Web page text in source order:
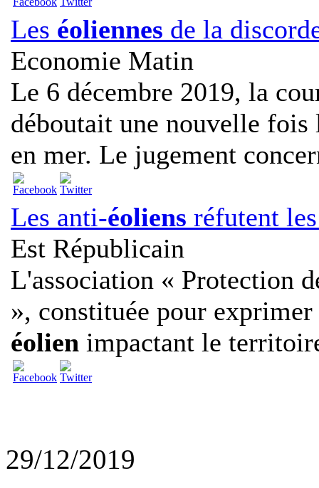
Les éoliennes de la
Economie Matin
Le 6 décembre 2019, la
déboutait une nouvelle
en mer. Le jugement
Les anti-éoliens réfutent
Est Républicain
L'association « Protection
», constituée pour
éolien impactant le
29/12/2019